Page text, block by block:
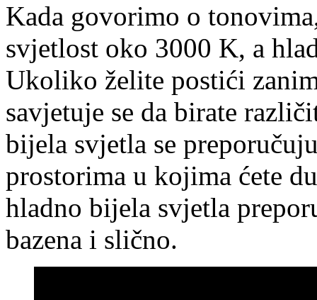
Kada govorimo o
svjetlost oko 3000 K, a
Ukoliko želite postići
savjetuje se da birate
bijela svjetla se
prostorima u kojima ćete
hladno bijela svjetla
bazena i slično.